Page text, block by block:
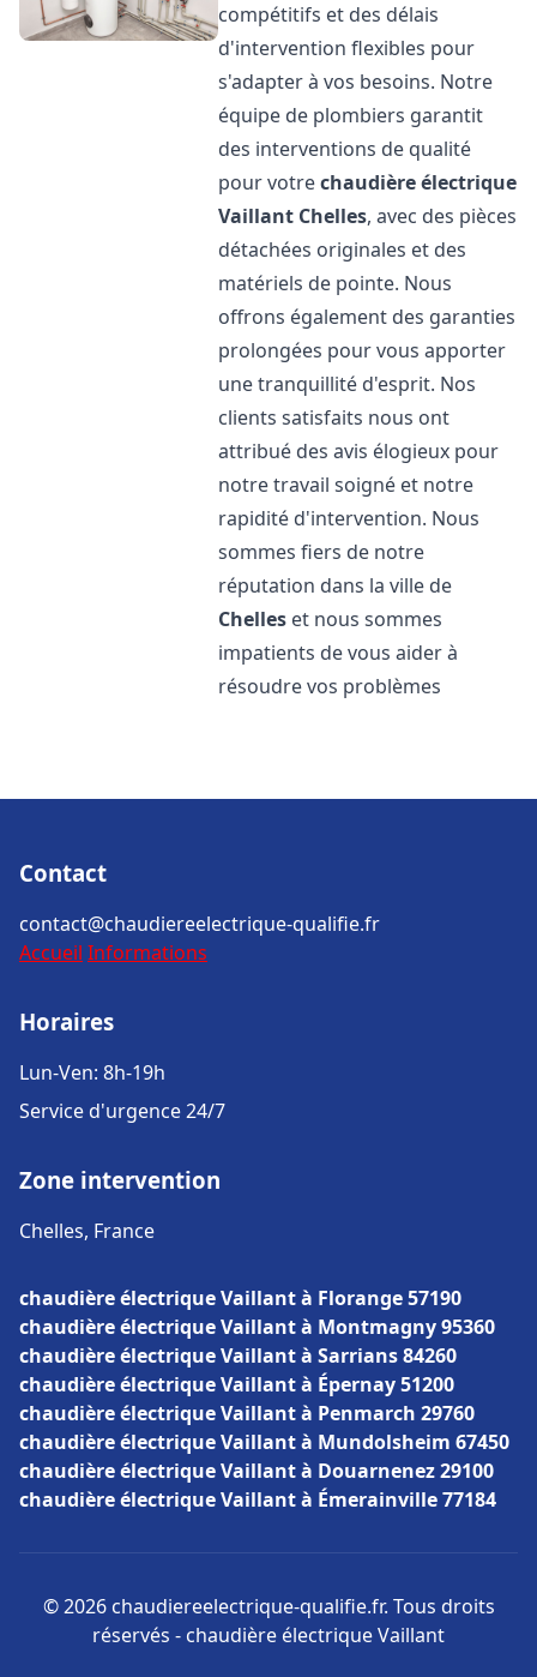
compétitifs et des délais
d'intervention flexibles pour
s'adapter à vos besoins. Notre
équipe de plombiers garantit
des interventions de qualité
pour votrechaudière électrique
Vaillant Chelles, avec des pièces
détachées originales et des
matériels de pointe. Nous
offrons également des garanties
prolongées pour vous apporter
une tranquillité d'esprit. Nos
clients satisfaits nous ont
attribué des avis élogieux pour
notre travail soigné et notre
rapidité d'intervention. Nous
sommes fiers de notre
réputation dans la ville de
Chelles et nous sommes
impatients de vous aider à
résoudre vos problèmes
Contact
contact@chaudiereelectrique-qualifie.fr
Accueil Informations
Horaires
Lun-Ven: 8h-19h
Service d'urgence 24/7
Zone intervention
Chelles, France
chaudière électrique Vaillant à Florange 57190
chaudière électrique Vaillant à Montmagny 95360
chaudière électrique Vaillant à Sarrians 84260
chaudière électrique Vaillant à Épernay 51200
chaudière électrique Vaillant à Penmarch 29760
chaudière électrique Vaillant à Mundolsheim 67450
chaudière électrique Vaillant à Douarnenez 29100
chaudière électrique Vaillant à Émerainville 77184
© 2026 chaudiereelectrique-qualifie.fr. Tous droits
réservés - chaudière électrique Vaillant